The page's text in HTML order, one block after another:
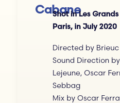
Cabane
Shot in Les Grands
Paris, in July 2020
Directed by
Sound Direction
Lejeune, Oscar
Sebbag
Mix by Oscar